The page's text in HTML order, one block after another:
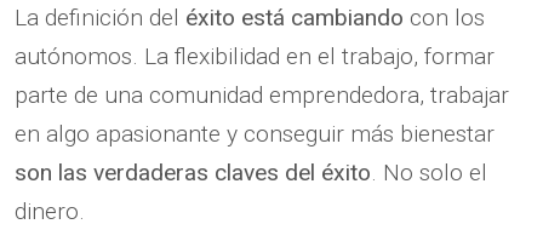
La definición del éxito está cambiando con los
autónomos. La flexibilidad en el trabajo, formar
parte de una comunidad emprendedora, trabajar
en algo apasionante y conseguir más bienestar
son las verdaderas claves del éxito . No solo el
dinero.